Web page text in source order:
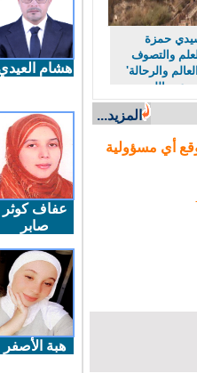
حمزة
والتصوف
والرحالة'
الله
المزيد...
أي مسؤولية
هشام العيدي
عفاف كوثر
صابر
هبة الأصفر